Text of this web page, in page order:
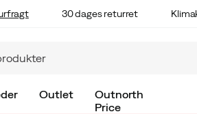
30 dages returret
Outlet
Outnorth
Price